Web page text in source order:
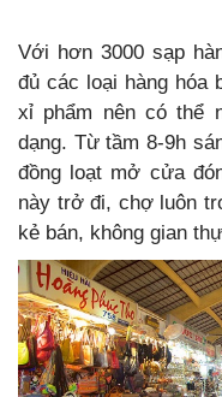
Với hơn 3000 sạp
đủ các loại hàng hóa
xỉ phẩm nên có thể
dạng. Từ tầm 8-9h
đồng loạt mở cửa
này trở đi, chợ luôn
kẻ bán, không gian